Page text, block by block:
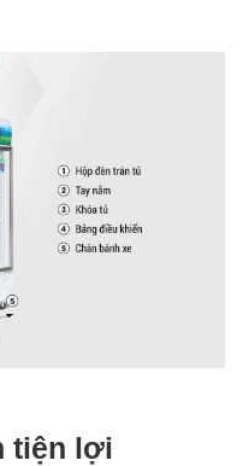
tiện lợi